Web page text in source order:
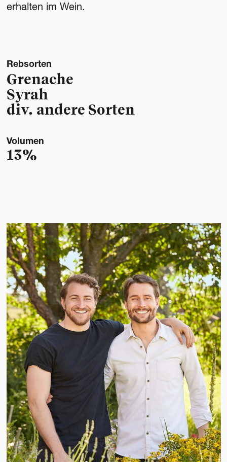
erhalten im Wein.
Rebsorten
Grenache
Syrah
div. andere Sorten
Volumen
13%